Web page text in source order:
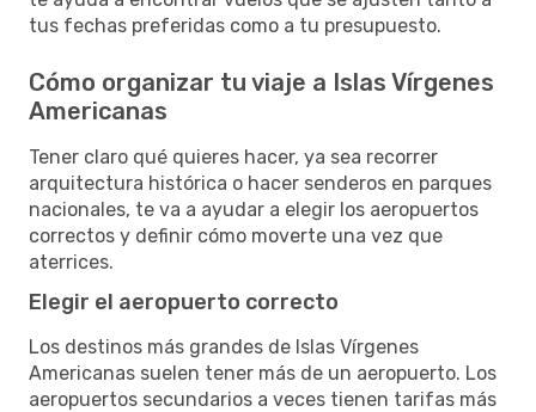
tus fechas preferidas como a tu presupuesto.
Cómo organizar tu viaje a Islas Vírgenes
Americanas
Tener claro qué quieres hacer, ya sea recorrer
arquitectura histórica o hacer senderos en parques
nacionales, te va a ayudar a elegir los aeropuertos
correctos y definir cómo moverte una vez que
aterrices.
Elegir el aeropuerto correcto
Los destinos más grandes de Islas Vírgenes
Americanas suelen tener más de un aeropuerto. Los
aeropuertos secundarios a veces tienen tarifas más